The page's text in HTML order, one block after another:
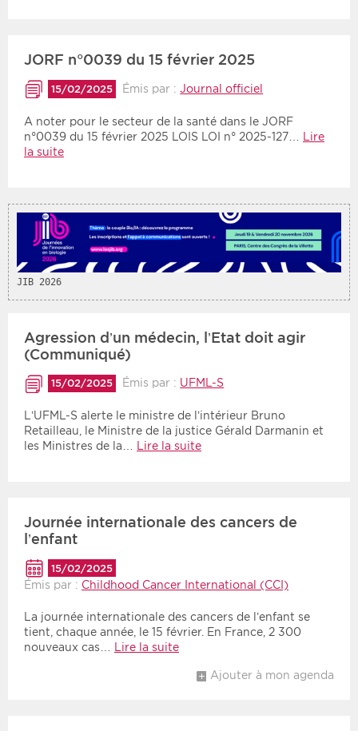
Période
Choisir une date de débutChoisir une date de fin
Tri
Chronologique
JORF n°0039 du 15 février 2025
15/02/2025 Émis par :Journal officiel
A noter pour le secteur de la santé dans le JORF
n°0039 du 15 février 2025 LOIS LOI n° 2025-127… Lire
la suite
JIB 2026
Agression d’un médecin, l’Etat doit agir
(Communiqué)
15/02/2025 Émis par : UFML-S
L’UFML-S alerte le ministre de l’intérieur Bruno
Retailleau, le Ministre de la justice Gérald Darmanin et
les Ministres de la…
Lire la suite
Journée internationale des cancers de
l’enfant
15/02/2025
Émis par : Childhood Cancer International (CCI)
La journée internationale des cancers de l’enfant se
tient, chaque année, le 15 février. En France, 2 300
nouveaux cas…
Lire la suite
Ajouter à mon agenda